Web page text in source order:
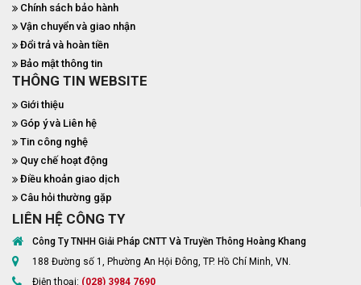
Chính sách bảo hành
Vận chuyển và giao nhận
Đổi trả và hoàn tiền
Bảo mật thông tin
THÔNG TIN WEBSITE
Giới thiệu
Góp ý và Liên hệ
Tin công nghệ
Quy chế hoạt động
Điều khoản giao dịch
Câu hỏi thường gặp
LIÊN HỆ CÔNG TY
Công Ty TNHH Giải Pháp CNTT Và Truyền Thông Hoàng Khang
188 Đường số 1, Phường An Hội Đông, TP. Hồ Chí Minh, VN.
Điện thoại: (028) 3984 7690